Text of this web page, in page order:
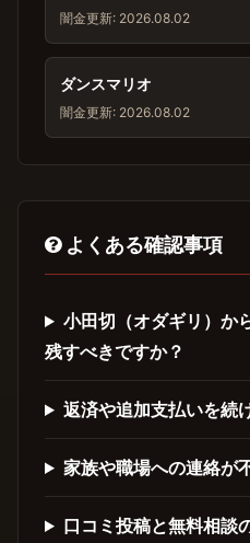
闇金更新: 2026.08.02
ダンスマリオ
闇金更新: 2026.08.02
よくある確認事項
小田切（オダギリ）か
残すべきですか？
返済や追加支払いを続
家族や職場への連絡が
口コミ投稿と無料相談